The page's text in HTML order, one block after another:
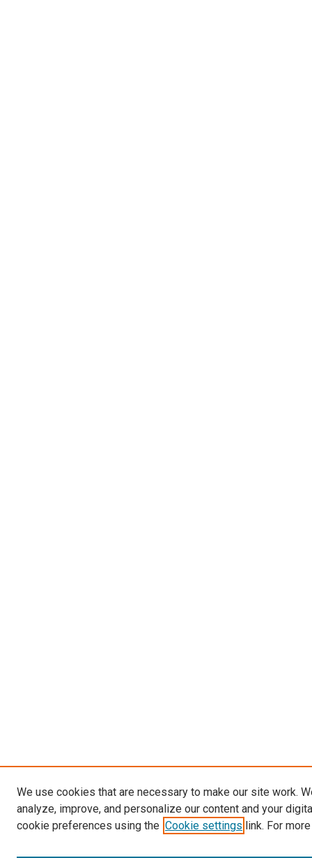
We use cookies that are necessary to make our site work.
analyze, improve, and personalize our content and your
cookie preferences using the Cookie settings link. For